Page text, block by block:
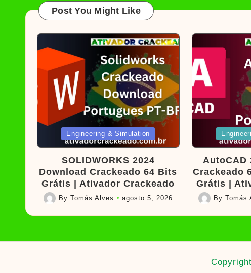
Post You Might Like
Posted
in
Engineering & Simulation
SOLIDWORKS 2024
Download Crackeado 64 Bits
Grátis | Ativador Crackeado
Posted
by
ByTomás Alves agosto 5, 2026
Posted
in
AutoCAD
Crackeado
Grátis |
Posted
by
By Tomás